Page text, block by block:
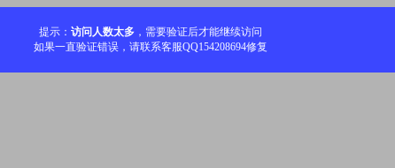
提示： 访问人数太多 ，需要验证后才能继续访问
如果一直验证错误，请联系客服QQ154208694修复